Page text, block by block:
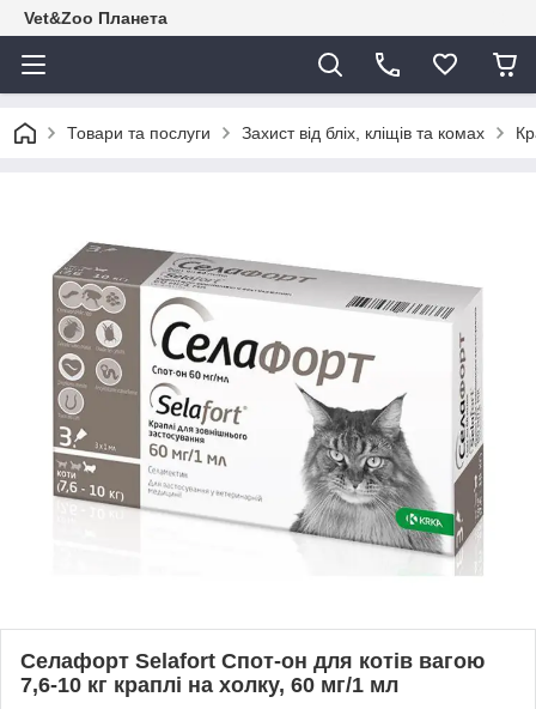
Vet&Zoo Планета
Товари та послуги Захист від бліх, кліщів та комах
Селафорт Selafort Спот-он для котів вагою
7,6-10 кг краплі на холку, 60 мг/1 мл